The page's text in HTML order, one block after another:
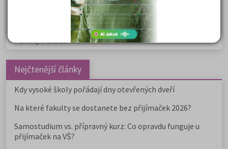
Politologie a mezinár. vztahy
Policejní akademie
Nejčtenější články
Kdy vysoké školy pořádají dny otevřených dveří
Na které fakulty se dostanete bez přijímaček 2026?
Samostudium vs. přípravný kurz: Co opravdu funguje u
přijímaček na VŠ?